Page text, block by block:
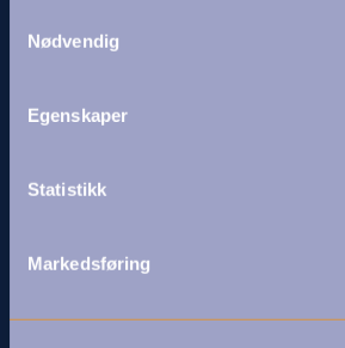
Nødvendig
Egenskaper
Statistikk
Markedsføring
Ingen resultater
omformulere søket ditt, eller bruk
Siden du ser etter ble ikke funnet.